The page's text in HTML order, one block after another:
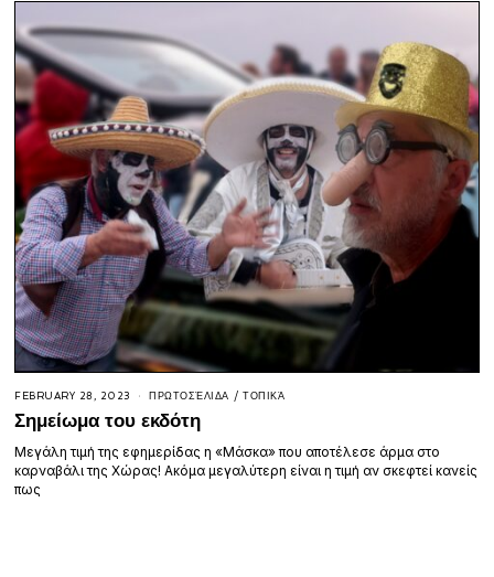
FEBRUARY 28, 2023 ΠΡΩΤΟΣΈΛΙΔΑ / ΤΟΠΙΚΆ
Σημείωμα του εκδότη
Μεγάλη τιμή της εφημερίδας η «Μάσκα» που αποτέλεσε άρμα στο
καρναβάλι της Χώρας! Ακόμα μεγαλύτερη είναι η τιμή αν σκεφτεί κανείς
πως